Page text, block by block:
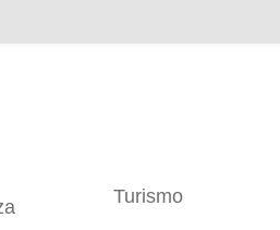
Turismo